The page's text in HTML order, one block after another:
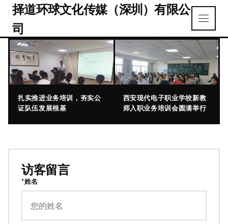
择道环球文化传媒（深圳）有限公
司
扎实推进业务培训，夯实公
证队伍发展根基
西安现代电子职业学校新教
师入职业务培训会圆满举行
访客留言
*姓名